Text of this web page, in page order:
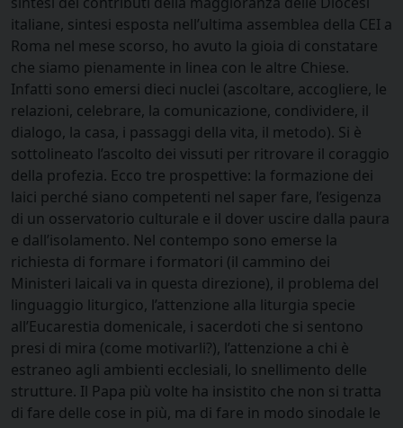
italiane, sintesi esposta nell’ultima assemblea della CEI a
Roma nel mese scorso, ho avuto la gioia di constatare
che siamo pienamente in linea con le altre Chiese.
Infatti sono emersi dieci nuclei (ascoltare, accogliere, le
relazioni, celebrare, la comunicazione, condividere, il
dialogo, la casa, i passaggi della vita, il metodo). Si è
sottolineato l’ascolto dei vissuti per ritrovare il coraggio
della profezia. Ecco tre prospettive: la formazione dei
laici perché siano competenti nel saper fare, l’esigenza
di un osservatorio culturale e il dover uscire dalla paura
e dall’isolamento. Nel contempo sono emerse la
richiesta di formare i formatori (il cammino dei
Ministeri laicali va in questa direzione), il problema del
linguaggio liturgico, l’attenzione alla liturgia specie
all’Eucarestia domenicale, i sacerdoti che si sentono
presi di mira (come motivarli?), l’attenzione a chi è
estraneo agli ambienti ecclesiali, lo snellimento delle
strutture. Il Papa più volte ha insistito che non si tratta
di fare delle cose in più, ma di fare in modo sinodale le